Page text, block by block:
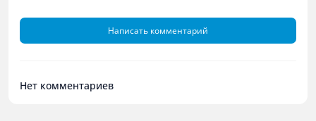
Написать комментарий
Нет комментариев